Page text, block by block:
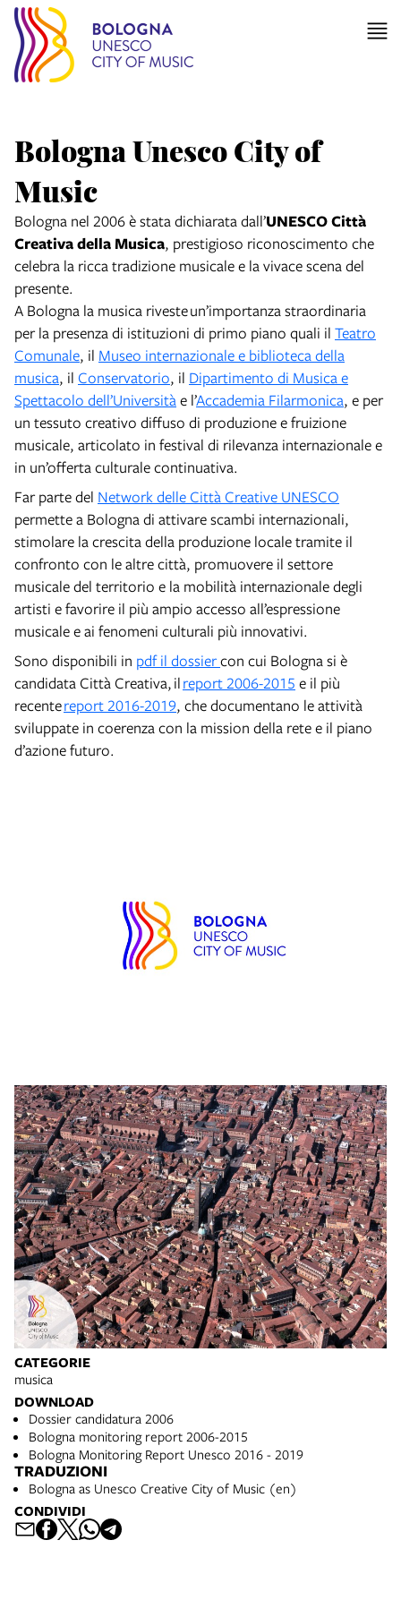
CATEGORIE
musica
DOWNLOAD
Dossier candidatura 2006
Bologna monitoring report 2006-2015
Bologna Monitoring Report Unesco 2016 - 2019
TRADUZIONI
Bologna as Unesco Creative City of Music (en)
CONDIVIDI
Bologna Unesco City of
Music
Bologna nel 2006è stata dichiarata dall’UNESCOCittà
Creativa della Musica, prestigioso riconoscimento che
celebra la ricca tradizione musicale e la vivace scena del
presente.
A Bologna la musica riveste un’importanza straordinaria
per la presenza di istituzioni di primo piano quali il Teatro
Comunale, il Museo internazionale e biblioteca della
musica, il Conservatorio, il Dipartimento di Musica e
Spettacolo dell’Università e l’Accademia Filarmonica, e per
un tessuto creativo diffuso di produzione e fruizione
musicale, articolato in festival di rilevanza internazionale e
in un’offerta culturale continuativa.
Far parte del Network delle Città Creative UNESCO
permette a Bologna di attivare scambi internazionali,
stimolare la crescita della produzione locale tramite il
confronto con le altre città, promuovere il settore
musicale del territorio e la mobilità internazionale degli
artisti e favorire il più ampio accesso all’espressione
musicale e ai fenomeni culturali più innovativi.
Sono disponibili in pdf il dossiercon cui Bologna si è
candidata Città Creativa, ilreport 2006-2015 e il più
recentereport 2016-2019, che documentano le attività
sviluppate in coerenza con la mission della rete e il piano
d’azione futuro.